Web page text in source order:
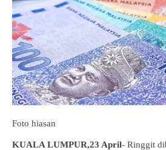
Foto hiasan
KUALA LUMPUR,23 April- Ringgit